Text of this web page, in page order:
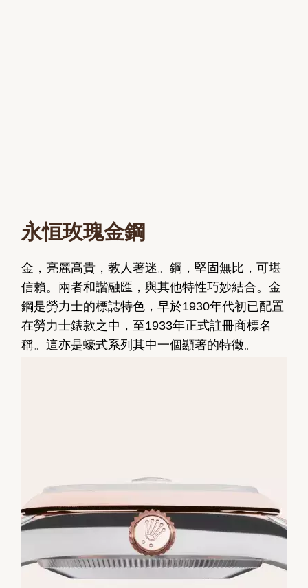
永恒玫瑰金鋼
金，亮麗高貴，教人著迷。鋼，堅固無比，可堪
信賴。兩者和諧融匯，與其他特性巧妙結合。金
鋼是勞力士的標誌特色，早於1930年代初已配置
在勞力士錶款之中，至1933年正式註冊商標名
稱。這亦是蠔式系列其中一個顯著的特徵。